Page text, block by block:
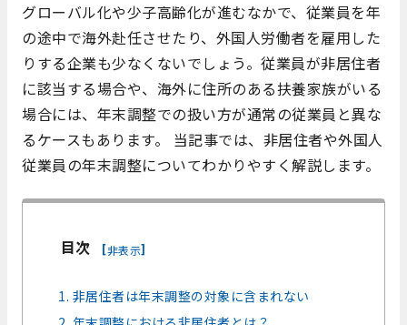
グローバル化や少子高齢化が進むなかで、従業員を年
の途中で海外赴任させたり、外国人労働者を雇用した
りする企業も少なくないでしょう。従業員が非居住者
に該当する場合や、海外に住所のある扶養家族がいる
場合には、年末調整での扱い方が通常の従業員と異な
るケースもあります。 当記事では、非居住者や外国人
従業員の年末調整についてわかりやすく解説します。
目次 [非表示]
1. 非居住者は年末調整の対象に含まれない